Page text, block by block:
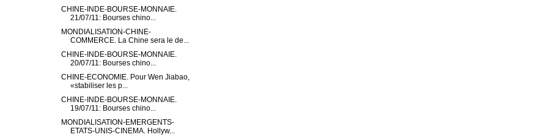
CHINE-INDE-BOURSE-MONNAIE.
21/07/11: Bourses chino...
MONDIALISATION-CHINE-
COMMERCE. La Chine sera le de...
CHINE-INDE-BOURSE-MONNAIE.
20/07/11: Bourses chino...
CHINE-ECONOMIE. Pour Wen Jiabao,
«stabiliser les p...
CHINE-INDE-BOURSE-MONNAIE.
19/07/11: Bourses chino...
MONDIALISATION-EMERGENTS-
ETATS-UNIS-CINEMA. Hollyw...